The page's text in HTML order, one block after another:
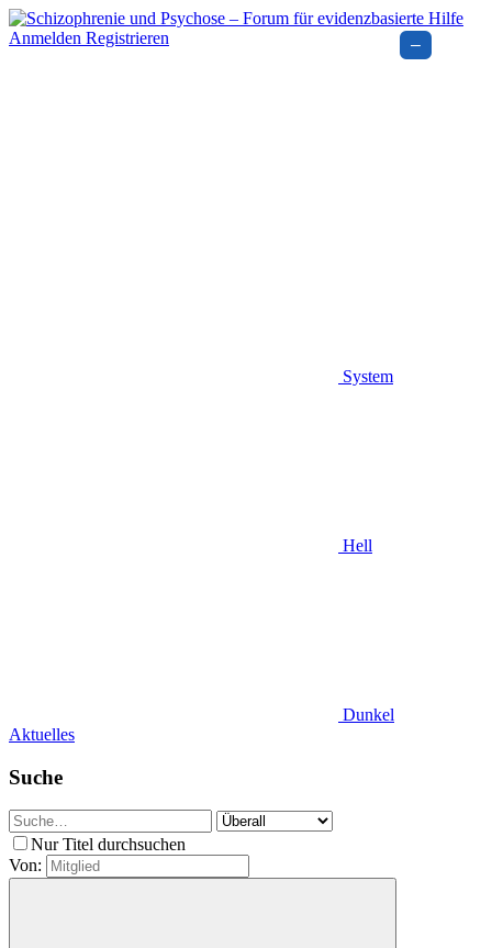
Anmelden Registrieren
System
Hell
Dunkel
Aktuelles
Suche
Nur Titel durchsuchen
Von:
–